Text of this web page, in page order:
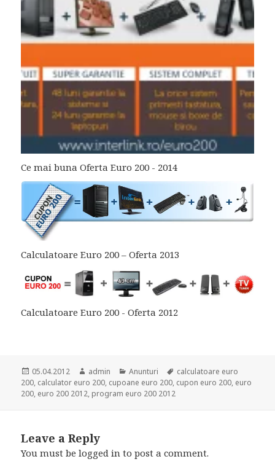
Ce mai buna Oferta Euro 200 - 2014
Calculatoare Euro 200 – Oferta 2013
Calculatoare Euro 200 - Oferta 2012
Posted
on
05.04.2012 Author
admin Categories
Anunturi Tags
calculatoare euro
200, calculator euro 200, cupoane euro 200, cupon euro 200, euro
200, euro 200 2012, program euro 200 2012
Leave a Reply
You must belogged in to post a comment.